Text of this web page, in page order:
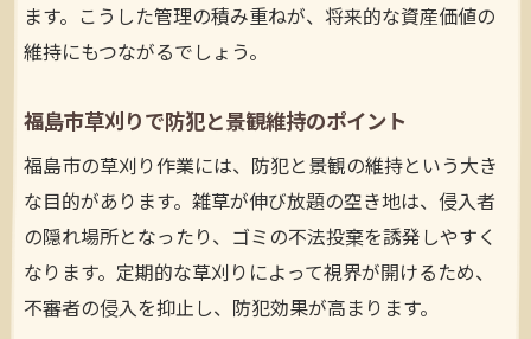
福島市草刈りで近隣との良好な関係を築く
福島市草刈り実例から見る配慮ある対応方
福島市草刈り施工で近隣トラブルを防止
福島市草刈りの実例が支持される理由とは
防犯と景観維持に役立つ草刈りの実践例
福島市草刈り実践例で防犯と景観を両立す
る
ます。こうした管理の積み重ねが、将来的な資産価値の
維持にもつながるでしょう。
福島市草刈りで防犯と景観維持のポイント
福島市の草刈り作業には、防犯と景観の維持という大き
な目的があります。雑草が伸び放題の空き地は、侵入者
の隠れ場所となったり、ゴミの不法投棄を誘発しやすく
なります。定期的な草刈りによって視界が開けるため、
不審者の侵入を抑止し、防犯効果が高まります。